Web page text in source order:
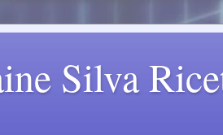
Silva